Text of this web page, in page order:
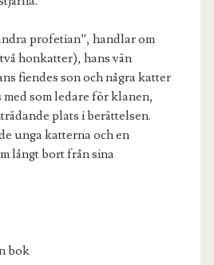
profetian”, handlar om
honkatter), hans vän
fiendes son och några katter
som ledare för klanen,
plats i berättelsen.
unga katterna och en
långt bort från sina
bok